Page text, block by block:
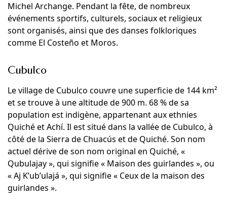
Michel Archange. Pendant la fête, de nombreux
événements sportifs, culturels, sociaux et religieux
sont organisés, ainsi que des danses folkloriques
comme El Costeño et Moros.
Cubulco
Le village de Cubulco couvre une superficie de 144 km²
et se trouve à une altitude de 900 m. 68 % de sa
population est indigène, appartenant aux ethnies
Quiché et Achí. Il est situé dans la vallée de Cubulco, à
côté de la Sierra de Chuacús et de Quiché. Son nom
actuel dérive de son nom original en Quiché, «
Qubulajay », qui signifie « Maison des guirlandes », ou
« Aj K’ub’ulajá », qui signifie « Ceux de la maison des
guirlandes ».